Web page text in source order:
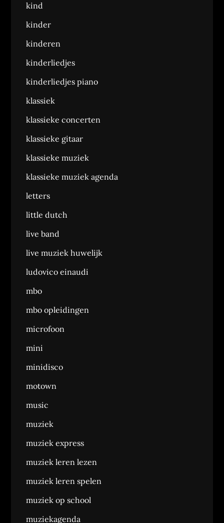
kind
kinder
kinderen
kinderliedjes
kinderliedjes piano
klassiek
klassieke concerten
klassieke gitaar
klassieke muziek
klassieke muziek agenda
letters
little dutch
live band
live muziek huwelijk
ludovico einaudi
mbo
mbo opleidingen
microfoon
mini
minidisco
motown
music
muziek
muziek express
muziek leren lezen
muziek leren spelen
muziek op school
muziekagenda